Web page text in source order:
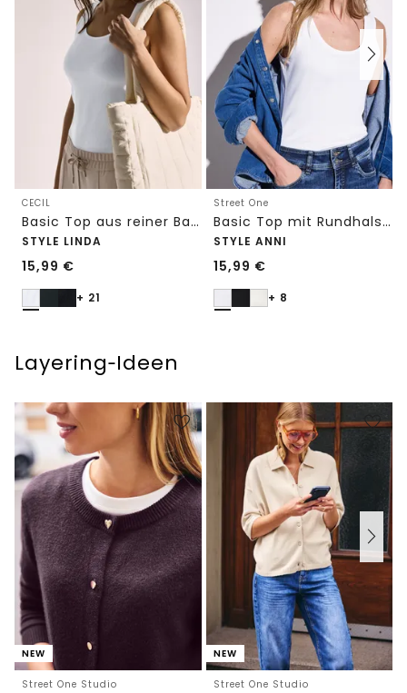
CECIL
Basic Top aus reiner Baumwolle
STYLE LINDA
15,99 €
+ 21
Street One
Basic Top mit Rundhals in Unifarbe
STYLE ANNI
15,99 €
+ 8
Layering‑Ideen
NEW
Street One Studio
NEW
Street One Studio